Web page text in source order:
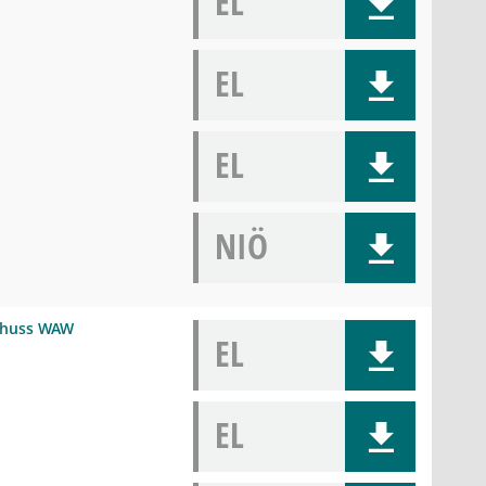
EL
EL
NIÖ
WAW
EL
EL